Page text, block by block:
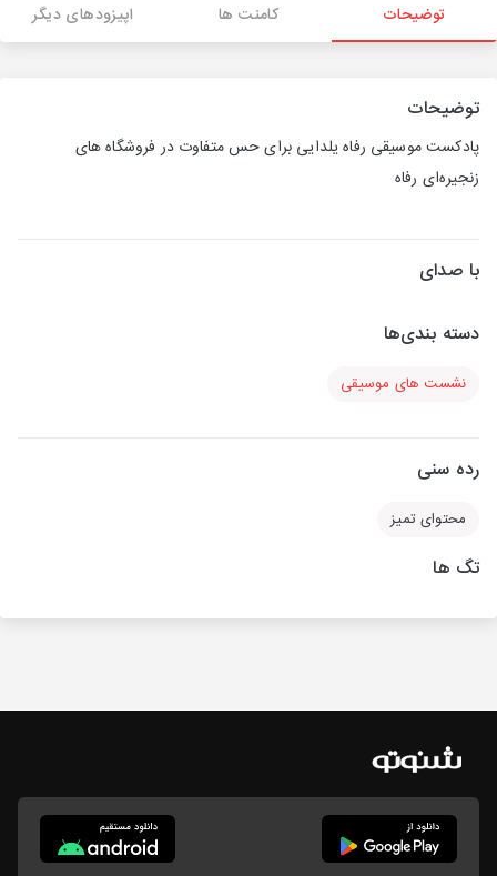
توضیحات کامنت ها اپیزودهای دیگر
توضیحات
پادکست موسیقی رفاه یلدایی برای حس متفاوت در فروشگاه های
زنجیره‌ای رفاه
با صدای
دسته بندی‌ها
نشست های موسیقی
رده سنی
محتوای تمیز
تگ ها